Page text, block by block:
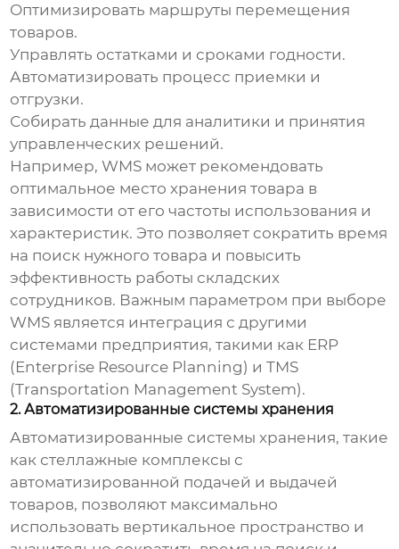
Оптимизировать маршруты перемещения
товаров.
Управлять остатками и сроками годности.
Автоматизировать процесс приемки и
отгрузки.
Собирать данные для аналитики и принятия
управленческих решений.
Например, WMS может рекомендовать
оптимальное место хранения товара в
зависимости от его частоты использования и
характеристик. Это позволяет сократить время
на поиск нужного товара и повысить
эффективность работы складских
сотрудников. Важным параметром при выборе
WMS является интеграция с другими
системами предприятия, такими как ERP
(Enterprise Resource Planning) и TMS
(Transportation Management System).
2. Автоматизированные системы хранения
Автоматизированные системы хранения, такие
как стеллажные комплексы с
автоматизированной подачей и выдачей
товаров, позволяют максимально
использовать вертикальное пространство и